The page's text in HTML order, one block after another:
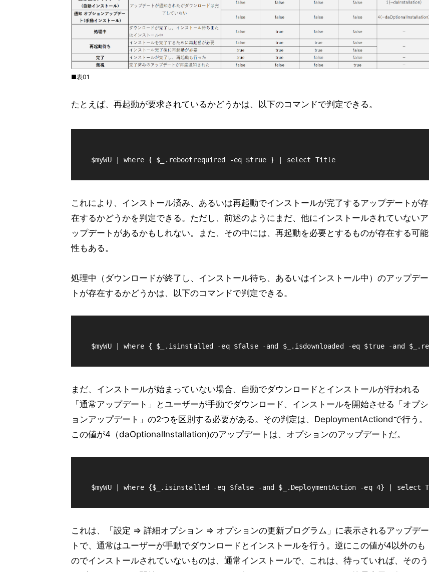
■表01
たとえば、再起動が要求されているかどうかは、以下のコマンドで判定できる。
これにより、インストール済み、あるいは再起動でインストールが完了するアップデートが存
在するかどうかを判定できる。ただし、前述のようにまだ、他にインストールされていないア
ップデートがあるかもしれない。また、その中には、再起動を必要とするものが存在する可能
性もある。
処理中（ダウンロードが終了し、インストール待ち、あるいはインストール中）のアップデー
トが存在するかどうかは、以下のコマンドで判定できる。
まだ、インストールが始まっていない場合、自動でダウンロードとインストールが行われる
「通常アップデート」とユーザーが手動でダウンロード、インストールを開始させる「オプシ
ョンアップデート」の2つを区別する必要がある。その判定は、DeploymentActiondで行う。
この値が4（daOptionalInstallation)のアップデートは、オプションのアップデートだ。
これは、「設定 ⇒ 詳細オプション ⇒ オプションの更新プログラム」に表示されるアップデー
トで、通常はユーザーが手動でダウンロードとインストールを行う。逆にこの値が4以外のも
のでインストールされていないものは、通常インストールで、これは、待っていれば、そのう